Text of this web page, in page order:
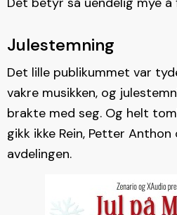
Julestemning
Det lille publikummet var
vakre musikken, og
brakte med seg. Og helt
gikk ikke Rein, Petter Anthon
avdelingen.